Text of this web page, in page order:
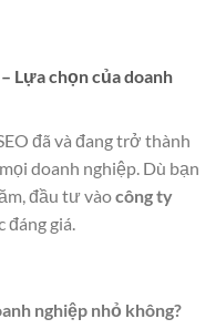
Lựa chọn của doanh
đã và đang trở thành
doanh nghiệp. Dù bạn
đầu tư vàocông ty
giá.
nghiệp nhỏ không?